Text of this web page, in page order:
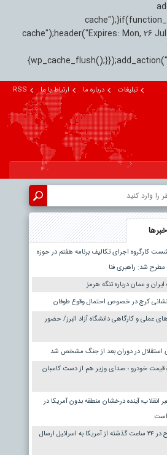
cache");header("Expires: Mon, 26
تبلیغات درباره ما ارتباط با ما RSS
کارگروه اجرای تکالیف برنامه هفتم در حوزه
شد: راهبری فنا
و عمان درباره تنگه هرمز
کرج در خصوص احتمال وقوع طوفان
عملی و کارگاهی دانشگاه آزاد البرز/ حضور
استقلال در دوران بعد از جنگ مشخص شد
قیمت خودرو ؛ صدای وزیر هم از دست کاسبان
انقلاب؛ آینده درخشان منطقه بدون آمریکا در
است
۶۵۰۰ تُن سلاح در ۲۴ ساعت گذشته از آمریکا به اسرائیل ارسال